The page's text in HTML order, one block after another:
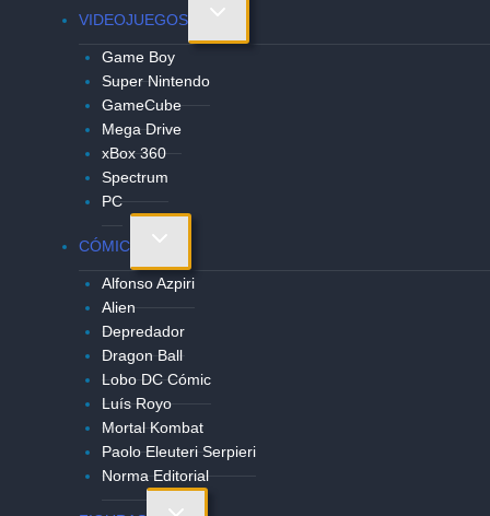
hijo
VIDEOJUEGOS
Alternar
menú
Game Boy
Super Nintendo
GameCube
Mega Drive
xBox 360
Spectrum
PC
CÓMIC
Alternar
menú
Alfonso Azpiri
Alien
Depredador
Dragon Ball
Lobo DC Cómic
Luís Royo
Mortal Kombat
Paolo Eleuteri Serpieri
Norma Editorial